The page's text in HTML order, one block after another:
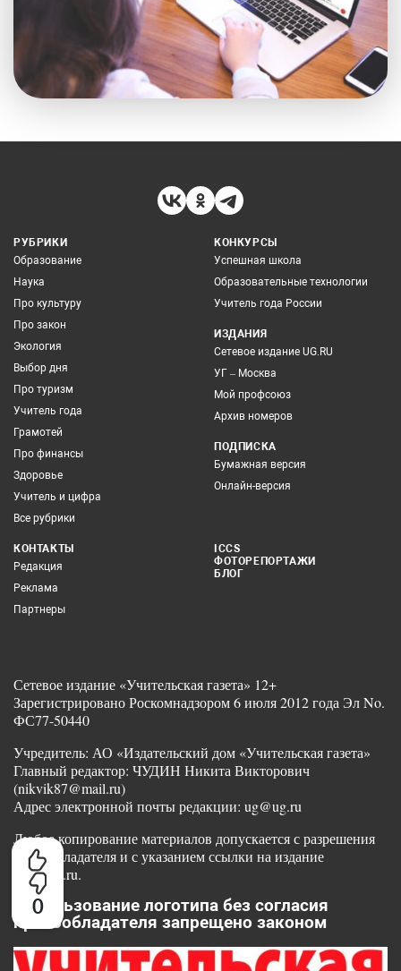
0
РУБРИКИ
Образование
Наука
Про культуру
Про закон
Экология
Выбор дня
Про туризм
Учитель года
Грамотей
Про финансы
Здоровье
Учитель и цифра
Все рубрики
КОНКУРСЫ
Успешная школа
Образовательные технологии
Учитель года России
ИЗДАНИЯ
Сетевое издание UG.RU
УГ – Москва
Мой профсоюз
Архив номеров
ПОДПИСКА
Бумажная версия
Онлайн-версия
КОНТАКТЫ
Редакция
Реклама
Партнеры
ICCS
ФОТОРЕПОРТАЖИ
БЛОГ
Сетевое издание «Учительская газета» 12+
Зарегистрировано Роскомнадзором 6 июля 2012 года Эл No.
ФС77-50440
Учредитель: АО «Издательский дом «Учительская газета»
Главный редактор: ЧУДИН Никита Викторович
(nikvik87@mail.ru)
Адрес электронной почты редакции: ug@ug.ru
Любое копирование материалов допускается с разрешения
правообладателя и с указанием ссылки на издание
www.ug.ru.
Использование логотипа без согласия
правообладателя запрещено законом